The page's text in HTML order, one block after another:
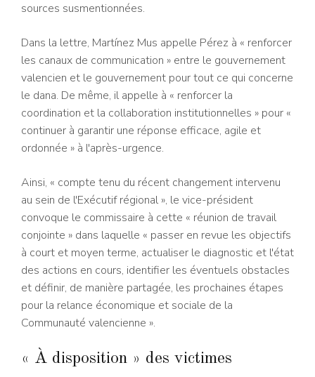
sources susmentionnées.
Dans la lettre, Martínez Mus appelle Pérez à « renforcer
les canaux de communication » entre le gouvernement
valencien et le gouvernement pour tout ce qui concerne
le dana. De même, il appelle à « renforcer la
coordination et la collaboration institutionnelles » pour «
continuer à garantir une réponse efficace, agile et
ordonnée » à l'après-urgence.
Ainsi, « compte tenu du récent changement intervenu
au sein de l'Exécutif régional », le vice-président
convoque le commissaire à cette « réunion de travail
conjointe » dans laquelle « passer en revue les objectifs
à court et moyen terme, actualiser le diagnostic et l'état
des actions en cours, identifier les éventuels obstacles
et définir, de manière partagée, les prochaines étapes
pour la relance économique et sociale de la
Communauté valencienne ».
« À disposition » des victimes